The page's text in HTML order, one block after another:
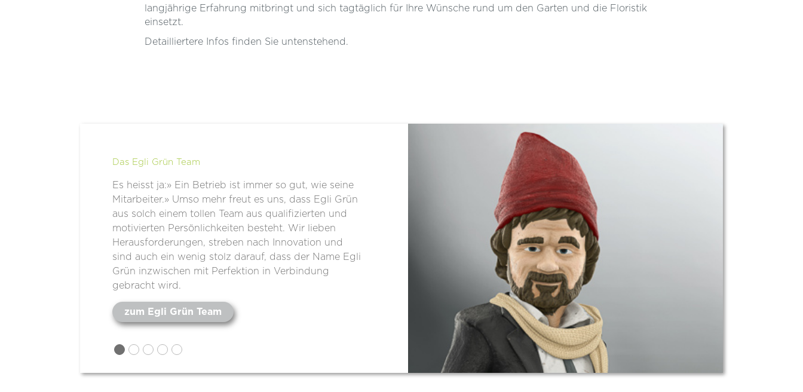
langjährige Erfahrung mitbringt und sich tagtäglich für Ihre Wünsche rund um den Garten und die Floristik
einsetzt.
Detailliertere Infos finden Sie untenstehend.
Das Egli Grün Team
Es heisst ja:» Ein Betrieb ist immer so gut, wie seine
Mitarbeiter.» Umso mehr freut es uns, dass Egli Grün
aus solch einem tollen Team aus qualifizierten und
motivierten Persönlichkeiten besteht. Wir lieben
Herausforderungen, streben nach Innovation und
sind auch ein wenig stolz darauf, dass der Name Egli
Grün inzwischen mit Perfektion in Verbindung
gebracht wird.
zum Egli Grün Team